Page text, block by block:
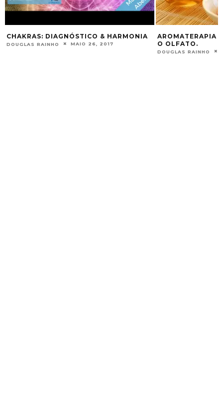
CHAKRAS: DIAGNÓSTICO & HARMONIA
DOUGLAS RAINHO MAIO 26, 2017
AROMATERAPIA
O OLFATO.
DOUGLAS RAINHO